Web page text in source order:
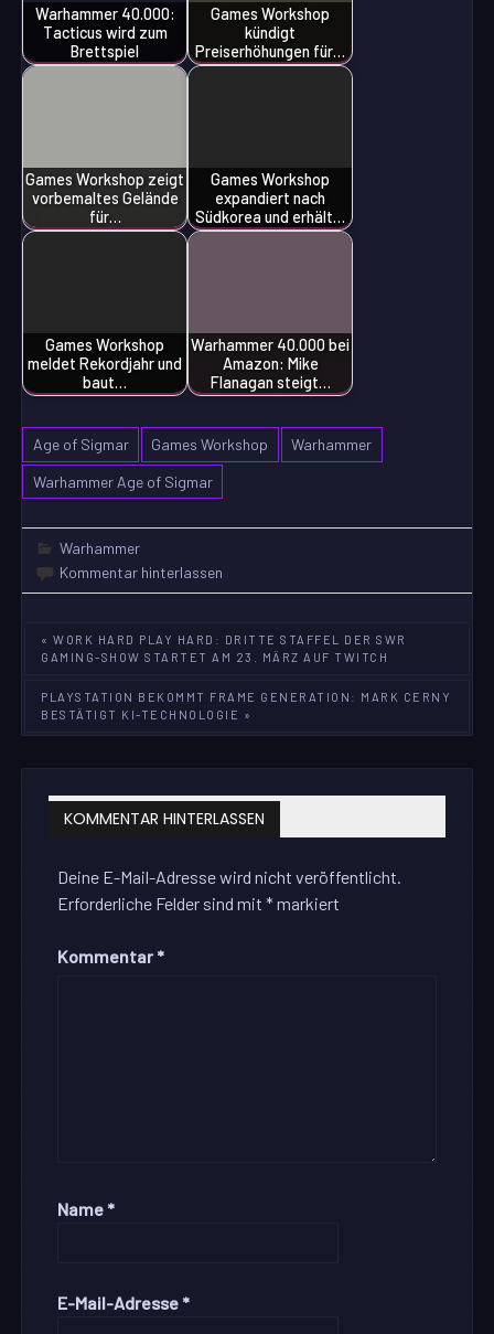
Warhammer 40.000:
Tacticus wird zum
Brettspiel
Games Workshop
kündigt
Preiserhöhungen für…
Games Workshop zeigt
vorbemaltes Gelände
für…
Games Workshop
expandiert nach
Südkorea und erhält…
Games Workshop
meldet Rekordjahr und
baut…
Warhammer 40.000 bei
Amazon: Mike
Flanagan steigt…
Age of Sigmar Games Workshop
Warhammer
Warhammer Age of Sigmar
Warhammer
Kommentar hinterlassen
Beitragsnavigation
« WORK HARD PLAY HARD: DRITTE STAFFEL DER SWR
GAMING-SHOW STARTET AM 23. MÄRZ AUF TWITCH
PLAYSTATION BEKOMMT FRAME GENERATION: MARK CERNY
BESTÄTIGT KI-TECHNOLOGIE »
KOMMENTAR HINTERLASSEN
Deine E-Mail-Adresse wird nicht veröffentlicht.
Erforderliche Felder sind mit*markiert
Kommentar *
Name *
E-Mail-Adresse *